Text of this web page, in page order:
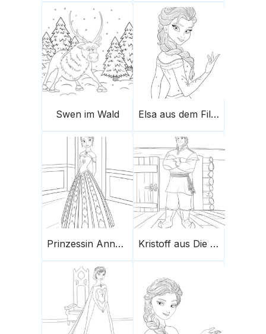
Swen im Wald Elsa aus dem Film Die Eiskönigin
Prinzessin Anna aus Die Eiskönigin Kristoff aus Die Eiskönigin